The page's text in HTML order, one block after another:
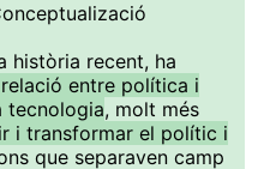
història recent, ha
entre política i
tecnologia, molt més
i transformar el polític i
que separaven camp